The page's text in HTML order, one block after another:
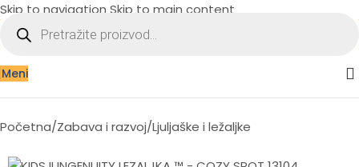
Skip to navigation Skip to main content
Meni
Početna/Zabava i razvoj/Ljuljaške i ležaljke